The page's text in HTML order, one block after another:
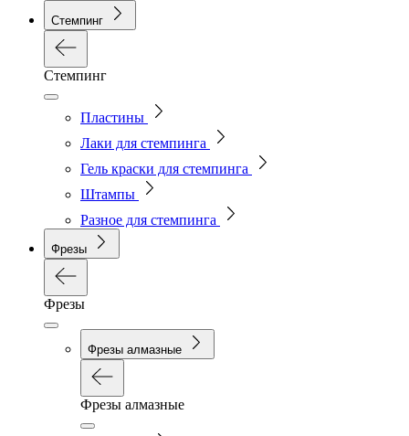
Стемпинг
Стемпинг
Пластины
Лаки для стемпинга
Гель краски для стемпинга
Штампы
Разное для стемпинга
Фрезы
Фрезы
Фрезы алмазные
Фрезы алмазные